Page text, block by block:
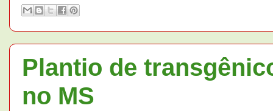
Plantio de
no MS